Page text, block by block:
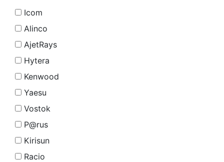
Icom
Alinco
AjetRays
Hytera
Kenwood
Yaesu
Vostok
P@rus
Kirisun
Racio